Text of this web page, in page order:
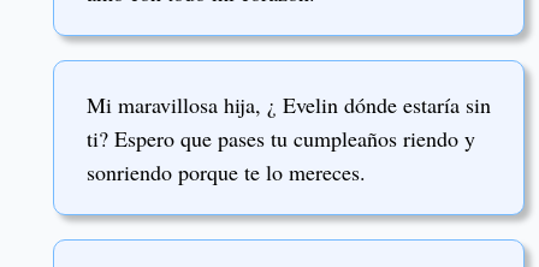
Mi maravillosa hija, ¿ Evelin dónde estaría sin
ti? Espero que pases tu cumpleaños riendo y
sonriendo porque te lo mereces.